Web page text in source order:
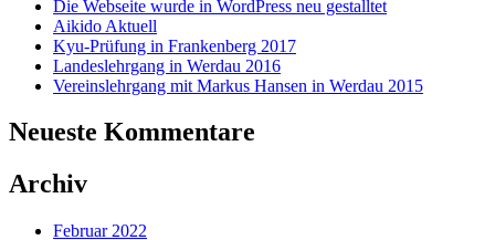
Die Webseite wurde in WordPress neu gestalltet
Aikido Aktuell
Kyu-Prüfung in Frankenberg 2017
Landeslehrgang in Werdau 2016
Vereinslehrgang mit Markus Hansen in Werdau 2015
Neueste Kommentare
Archiv
Februar 2022